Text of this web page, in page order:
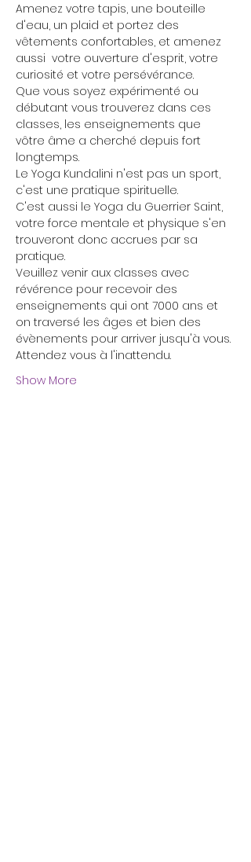
Amenez votre tapis, une bouteille
d'eau, un plaid et portez des
vêtements confortables, et amenez
aussi  votre ouverture d'esprit, votre
curiosité et votre persévérance.
Que vous soyez expérimenté ou
débutant vous trouverez dans ces
classes, les enseignements que
vôtre âme a cherché depuis fort
longtemps.
Le Yoga Kundalini n'est pas un sport,
c'est une pratique spirituelle.
C'est aussi le Yoga du Guerrier Saint,
votre force mentale et physique s'en
trouveront donc accrues par sa
pratique.
Veuillez venir aux classes avec
révérence pour recevoir des
enseignements qui ont 7000 ans et
on traversé les âges et bien des
évènements pour arriver jusqu'à vous.
Attendez vous à l'inattendu.
Show More